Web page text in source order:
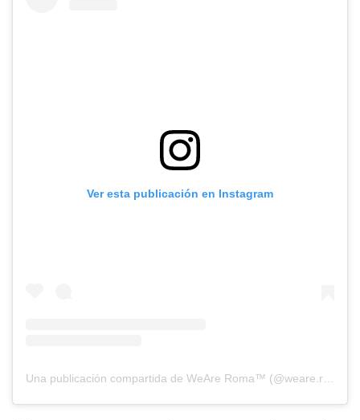
Ver esta publicación en Instagram
Una publicación compartida de WeAre Roma™ (@weare.roma)